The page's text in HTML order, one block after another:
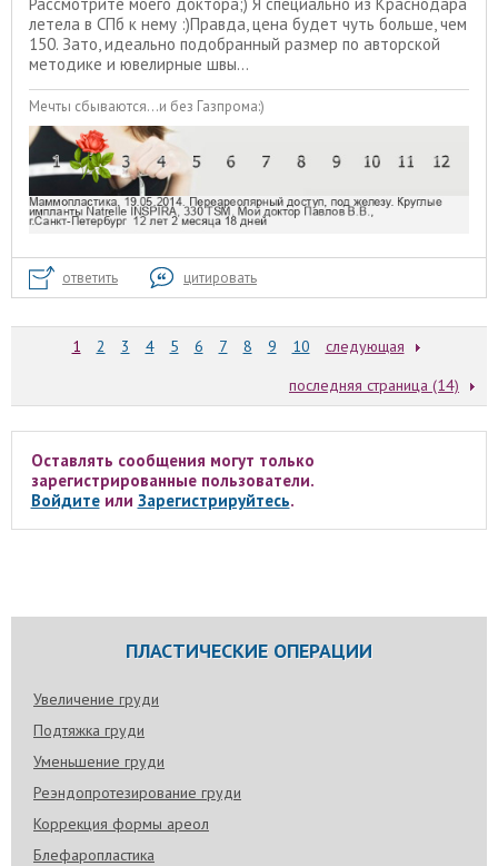
летела в СПб к нему :)Правда, цена будет чуть больше, чем
150. Зато, идеально подобранный размер по авторской
методике и ювелирные швы...
Мечты сбываются...и без Газпрома:)
ответить цитировать
1 2 3 4 5 6 7 8 9 10
следующая
последняя страница (14)
Оставлять сообщения могут только
зарегистрированные пользователи.
Войдитеили Зарегистрируйтесь.
ПЛАСТИЧЕСКИЕ ОПЕРАЦИИ
Увеличение груди
Подтяжка груди
Уменьшение груди
Реэндопротезирование груди
Коррекция формы ареол
Блефаропластика